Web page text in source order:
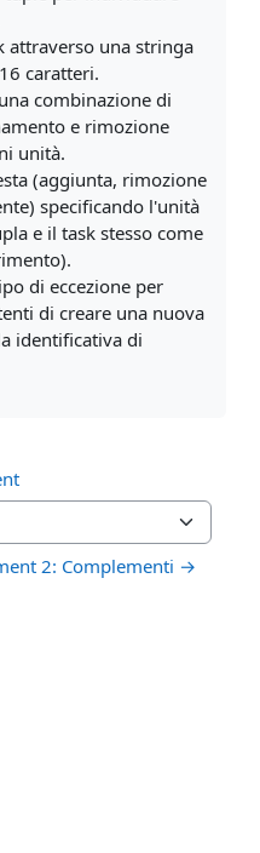
attraverso una stringa
caratteri.
combinazione di
e rimozione
unità.
(aggiunta, rimozione
specificando l'unità
e il task stesso come
di eccezione per
di creare una nuova
identificativa di
2: Complementi →